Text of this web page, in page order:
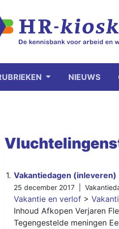
NIEUWS
1. Vakantiedagen (inleveren)
25 december 2017 |
Vakantie en verlof >
Inhoud Afkopen Verjaren
Tegengestelde meningen